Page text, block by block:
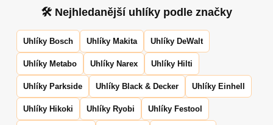
🛠 Nejhledanější uhlíky podle značky
Uhlíky Bosch Uhlíky Makita Uhlíky DeWalt
Uhlíky Metabo Uhlíky Narex Uhlíky Hilti
Uhlíky Parkside Uhlíky Black & Decker Uhlíky Einhell
Uhlíky Hikoki Uhlíky Ryobi Uhlíky Festool